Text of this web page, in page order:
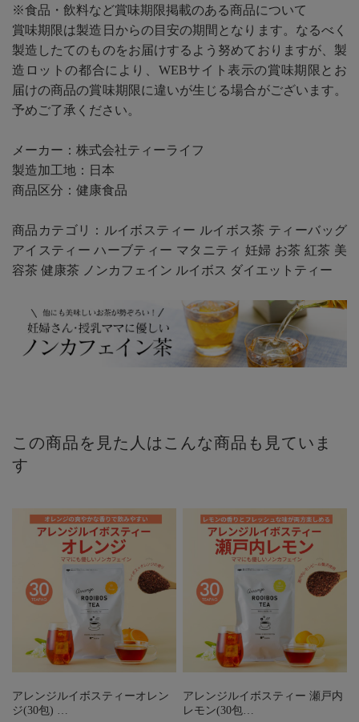
※食品・飲料など賞味期限掲載のある商品について
賞味期限は製造日からの目安の期間となります。なるべく
製造したてのものをお届けするよう努めておりますが、製
造ロットの都合により、WEBサイト表示の賞味期限とお
届けの商品の賞味期限に違いが生じる場合がございます。
予めご了承ください。
メーカー：株式会社ティーライフ
製造加工地：日本
商品区分：健康食品
商品カテゴリ：ルイボスティー ルイボス茶 ティーバッグ
アイスティー ハーブティー マタニティ 妊婦 お茶 紅茶 美
容茶 健康茶 ノンカフェイン ルイボス ダイエットティー
この商品を見た人はこんな商品も見ていま
す
アレンジルイボスティーオレン
ジ(30包) …
アレンジルイボスティー 瀬戸内
レモン(30包…